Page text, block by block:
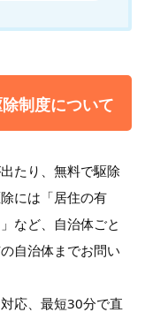
制度について
たり、無料で駆除
には「居住の有
など、自治体ごと
自治体までお問い
応、最短30分で直